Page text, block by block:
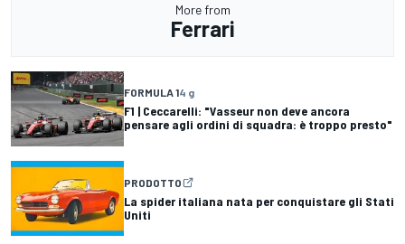
More from
Ferrari
FORMULA 14 g
F1 | Ceccarelli: "Vasseur non deve ancora
pensare agli ordini di squadra: è troppo presto"
PRODOTTO
La spider italiana nata per conquistare gli Stati
Uniti